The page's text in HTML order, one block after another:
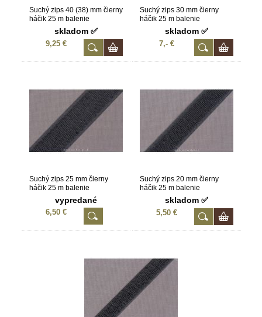
Suchý zips 40 (38) mm čierny
háčik 25 m balenie
skladom ✅
9,25 €
Suchý zips 30 mm čierny
háčik 25 m balenie
skladom ✅
7,- €
Suchý zips 25 mm čierny
háčik 25 m balenie
vypredané
6,50 €
Suchý zips 20 mm čierny
háčik 25 m balenie
skladom ✅
5,50 €